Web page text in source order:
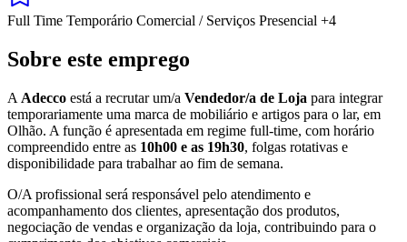
Full Time Temporário Comercial / Serviços Presencial +4
Sobre este emprego
A Adecco está a recrutar um/a Vendedor/a de Loja para integrar
temporariamente uma marca de mobiliário e artigos para o lar, em
Olhão. A função é apresentada em regime full-time, com horário
compreendido entre as 10h00 e as 19h30, folgas rotativas e
disponibilidade para trabalhar ao fim de semana.
O/A profissional será responsável pelo atendimento e
acompanhamento dos clientes, apresentação dos produtos,
negociação de vendas e organização da loja, contribuindo para o